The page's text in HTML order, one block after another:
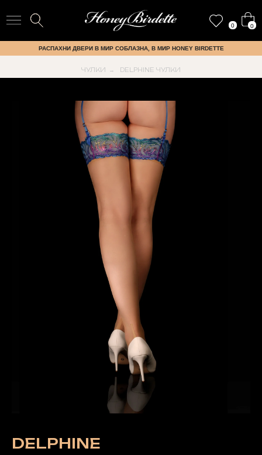
0 0
РАСПАХНИ ДВЕРИ В МИР СОБЛАЗНА, В МИР HONEY BIRDETTE
ЧУЛКИ → DELPHINE ЧУЛКИ
DELPHINE